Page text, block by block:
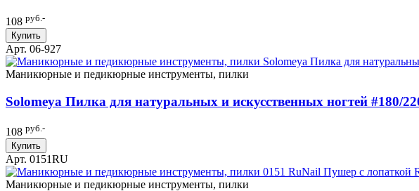
108 руб.-
Купить
Арт. 06-927
Маникюрные и педикюрные инструменты, пилки
Solomeya Пилка для натуральных и искусственных ногтей
108 руб.-
Купить
Арт. 0151RU
Маникюрные и педикюрные инструменты, пилки